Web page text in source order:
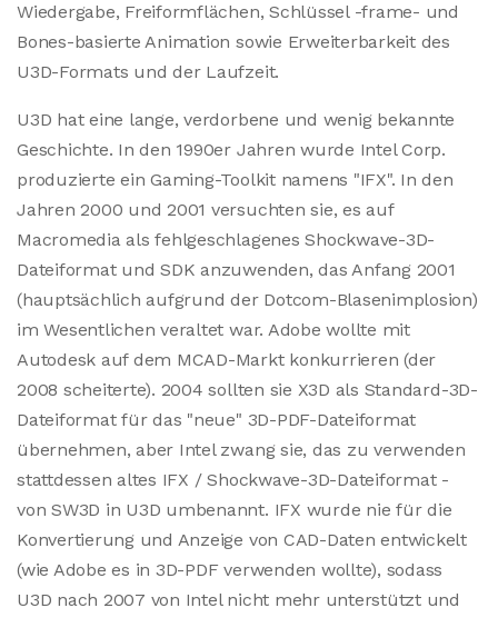
Wiedergabe, Freiformflächen, Schlüssel -frame- und
Bones-basierte Animation sowie Erweiterbarkeit des
U3D-Formats und der Laufzeit.
U3D hat eine lange, verdorbene und wenig bekannte
Geschichte. In den 1990er Jahren wurde Intel Corp.
produzierte ein Gaming-Toolkit namens "IFX". In den
Jahren 2000 und 2001 versuchten sie, es auf
Macromedia als fehlgeschlagenes Shockwave-3D-
Dateiformat und SDK anzuwenden, das Anfang 2001
(hauptsächlich aufgrund der Dotcom-Blasenimplosion)
im Wesentlichen veraltet war. Adobe wollte mit
Autodesk auf dem MCAD-Markt konkurrieren (der
2008 scheiterte). 2004 sollten sie X3D als Standard-3D-
Dateiformat für das "neue" 3D-PDF-Dateiformat
übernehmen, aber Intel zwang sie, das zu verwenden
stattdessen altes IFX / Shockwave-3D-Dateiformat -
von SW3D in U3D umbenannt. IFX wurde nie für die
Konvertierung und Anzeige von CAD-Daten entwickelt
(wie Adobe es in 3D-PDF verwenden wollte), sodass
U3D nach 2007 von Intel nicht mehr unterstützt und